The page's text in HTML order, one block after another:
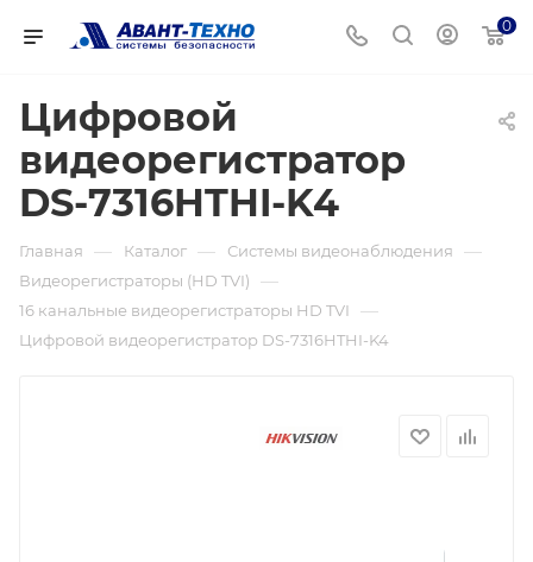
0
Цифровой
видеорегистратор
DS-7316HTHI-K4
Главная — Каталог — Системы видеонаблюдения —
Видеорегистраторы (HD TVI) —
16 канальные видеорегистраторы HD TVI —
Цифровой видеорегистратор DS-7316HTHI-K4